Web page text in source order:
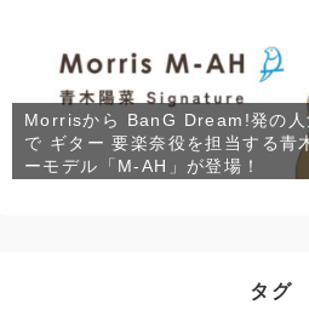
Morrisから BanG Dream!発の人
で ギター 要楽奈役を担当する青
ーモデル「M-AH」が登場！
タグ